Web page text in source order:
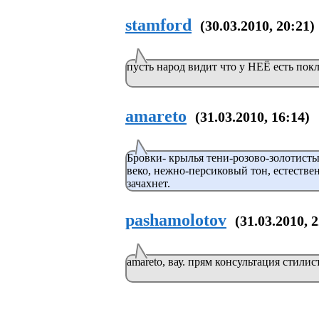
stamford (30.03.2010, 20:21)
пусть народ видит что у НЕЁ есть
amareto (31.03.2010, 16:14)
Бровки- крылья тени-розово-
веко, нeжно-персиковый тон,
зачахнет.
pashamolotov (31.03.2010,
amareto, вау. прям консультация